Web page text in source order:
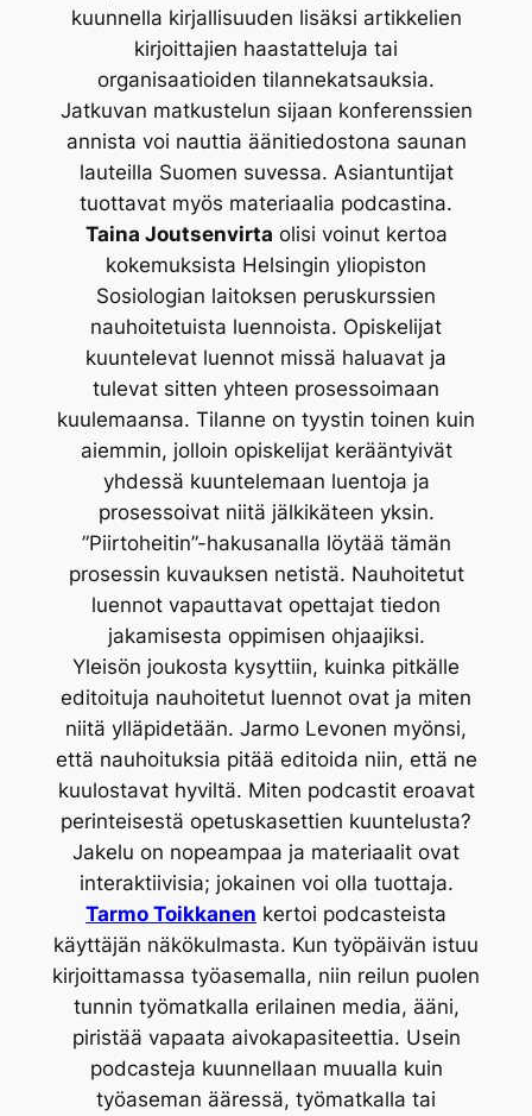
kuunnella kirjallisuuden lisäksi artikkelien
kirjoittajien haastatteluja tai
organisaatioiden tilannekatsauksia.
Jatkuvan matkustelun sijaan konferenssien
annista voi nauttia äänitiedostona saunan
lauteilla Suomen suvessa. Asiantuntijat
tuottavat myös materiaalia podcastina.
Taina Joutsenvirta olisi voinut kertoa
kokemuksista Helsingin yliopiston
Sosiologian laitoksen peruskurssien
nauhoitetuista luennoista. Opiskelijat
kuuntelevat luennot missä haluavat ja
tulevat sitten yhteen prosessoimaan
kuulemaansa. Tilanne on tyystin toinen kuin
aiemmin, jolloin opiskelijat kerääntyivät
yhdessä kuuntelemaan luentoja ja
prosessoivat niitä jälkikäteen yksin.
”Piirtoheitin”-hakusanalla löytää tämän
prosessin kuvauksen netistä. Nauhoitetut
luennot vapauttavat opettajat tiedon
jakamisesta oppimisen ohjaajiksi.
Yleisön joukosta kysyttiin, kuinka pitkälle
editoituja nauhoitetut luennot ovat ja miten
niitä ylläpidetään. Jarmo Levonen myönsi,
että nauhoituksia pitää editoida niin, että ne
kuulostavat hyviltä. Miten podcastit eroavat
perinteisestä opetuskasettien kuuntelusta?
Jakelu on nopeampaa ja materiaalit ovat
interaktiivisia; jokainen voi olla tuottaja.
Tarmo Toikkanen kertoi podcasteista
käyttäjän näkökulmasta. Kun työpäivän istuu
kirjoittamassa työasemalla, niin reilun puolen
tunnin työmatkalla erilainen media, ääni,
piristää vapaata aivokapasiteettia. Usein
podcasteja kuunnellaan muualla kuin
työaseman ääressä, työmatkalla tai